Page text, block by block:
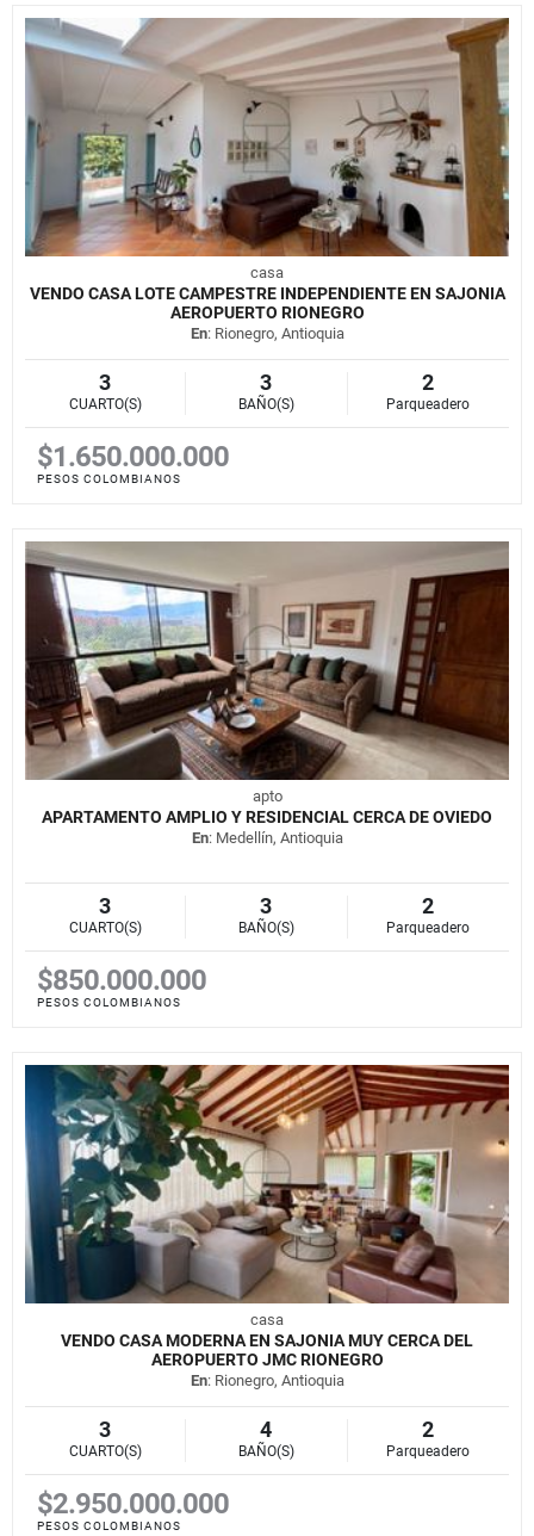
casa
VENDO CASA LOTE CAMPESTRE INDEPENDIENTE EN SAJONIA
AEROPUERTO RIONEGRO
En: Rionegro, Antioquia
3
CUARTO(S)
3
BAÑO(S)
2
Parqueadero
$1.650.000.000
PESOS COLOMBIANOS
apto
APARTAMENTO AMPLIO Y RESIDENCIAL CERCA DE OVIEDO
En: Medellín, Antioquia
3
CUARTO(S)
3
BAÑO(S)
2
Parqueadero
$850.000.000
PESOS COLOMBIANOS
casa
VENDO CASA MODERNA EN SAJONIA MUY CERCA DEL
AEROPUERTO JMC RIONEGRO
En: Rionegro, Antioquia
3
CUARTO(S)
4
BAÑO(S)
2
Parqueadero
$2.950.000.000
PESOS COLOMBIANOS